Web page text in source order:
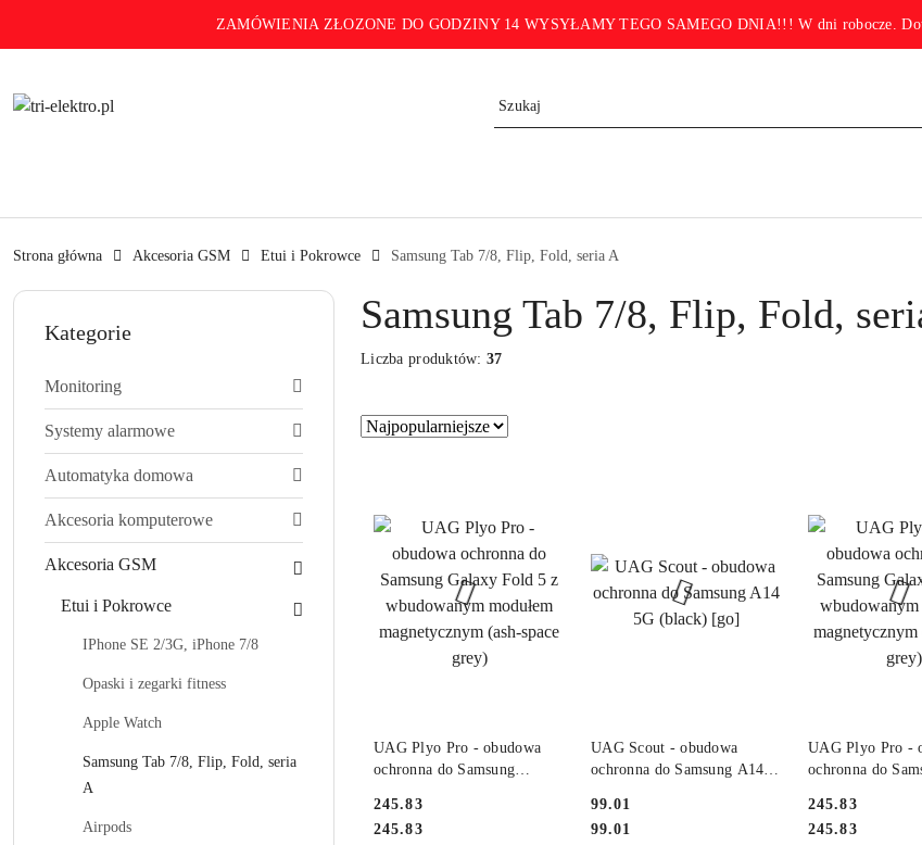
Przejdź do treści głównej
Przejdź do wyszukiwarki
Przejdź do moje konto
Przejdź do menu głównegoZAMÓWIENIA ZŁOZONE DO GODZINY 14 WYSYŁAMY TEGO SAMEGO DNIA!!! W dni robocze.
Strona główna Akcesoria GSM Etui i Pokrowce Samsung Tab 7/8, Flip, Fold, seria A
Kategorie
Monitoring
Systemy alarmowe
Automatyka domowa
Akcesoria komputerowe
Akcesoria GSM
Etui i Pokrowce
IPhone SE 2/3G, iPhone 7/8
Opaski i zegarki fitness
Apple Watch
Samsung Tab 7/8, Flip, Fold, seria
A
Airpods
Samsung Tab 7/8, Flip, Fold,
Liczba produktów:37
Zastosowano
Sortuj
UAG Plyo Pro - obudowa
ochronna do Samsung
wbudowanym modułem
magnetycznym (ash-space
Cena:
245.83
Cena:
245.83
DO KOSZYKA
UAG Scout - obudowa
ochronna do Samsung A14
Cena:
99.01
Cena:
99.01
DO KOSZYKA
UAG Plyo Pro -
ochronna do
wbudowanym
magnetycznym
Cena:
245.83
Cena:
245.83
DO